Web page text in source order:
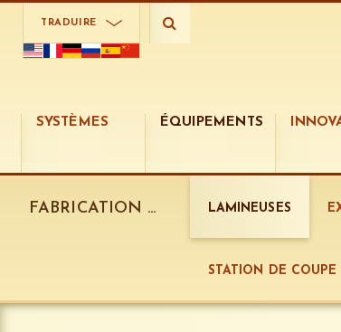
TRADUIRE
SYSTÈMES ÉQUIPEMENTS
FABRICATION DE LA PÂTE: LAMINEUSES
STATION DE COUPE